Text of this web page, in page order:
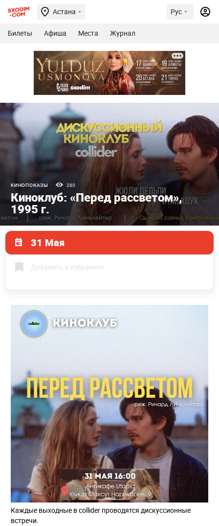
Астана Рус
Билеты Афиша Места Журнал
КИНОПОКАЗЫ 280
Киноклуб: «Перед рассветом»,
1995 г.
31 Мая
Добавить в избранное
Каждые выходные в collider проводятся дискуссионные
встречи.